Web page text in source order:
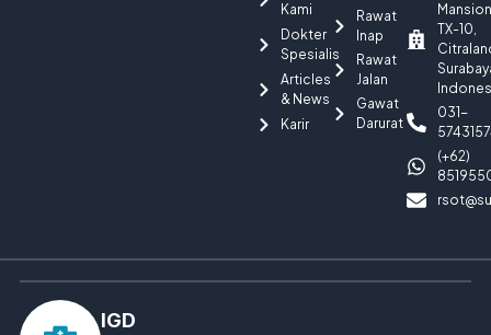
Kami
Dokter
Spesialis
Articles
& News
Karir
Rawat
Inap
Rawat
Jalan
Gawat
Darurat
Mansion
TX-10,
031-
(+62)
IGD